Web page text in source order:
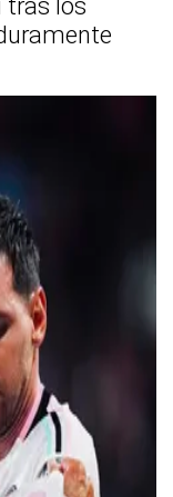
tras los